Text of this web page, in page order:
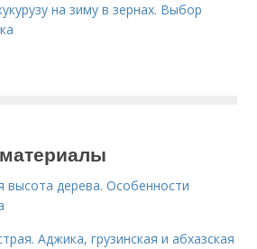
на зиму в зернах. Выбор
высота дерева. Особенности
Аджика, грузинская и абхазская